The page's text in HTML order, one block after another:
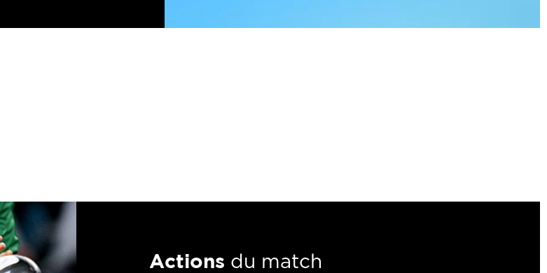
Actions du match